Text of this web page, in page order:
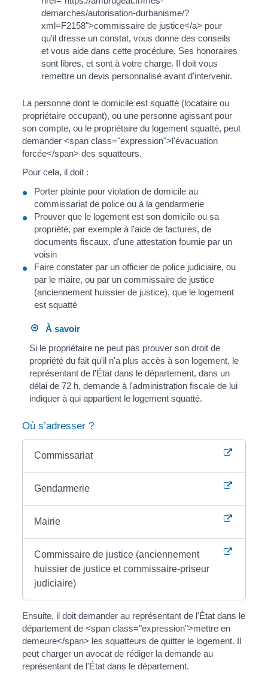
demarches/autorisation-durbanisme/?
xml=F2158">commissaire de justice</a> pour
qu'il dresse un constat, vous donne des conseils
et vous aide dans cette procédure. Ses honoraires
sont libres, et sont à votre charge. Il doit vous
remettre un devis personnalisé avant d'intervenir.
La personne dont le domicile est squatté (locataire ou
propriétaire occupant), ou une personne agissant pour
son compte, ou le propriétaire du logement squatté, peut
demander <span class="expression">l'évacuation
forcée</span> des squatteurs.
Pour cela, il doit :
Porter plainte pour violation de domicile au
commissariat de police ou à la gendarmerie
Prouver que le logement est son domicile ou sa
propriété, par exemple à l'aide de factures, de
documents fiscaux, d'une attestation fournie par un
voisin
Faire constater par un officier de police judiciaire, ou
par le maire, ou par un commissaire de justice
(anciennement huissier de justice), que le logement
est squatté
À savoir
Si le propriétaire ne peut pas prouver son droit de
propriété du fait qu'il n'a plus accès à son logement, le
représentant de l'État dans le département, dans un
délai de 72 h, demande à l'administration fiscale de lui
indiquer à qui appartient le logement squatté.
Où s’adresser ?
Commissariat
Gendarmerie
Mairie
Commissaire de justice (anciennement
huissier de justice et commissaire-priseur
judiciaire)
Ensuite, il doit demander au représentant de l'État dans le
département de <span class="expression">mettre en
demeure</span> les squatteurs de quitter le logement. Il
peut charger un avocat de rédiger la demande au
représentant de l'État dans le département.